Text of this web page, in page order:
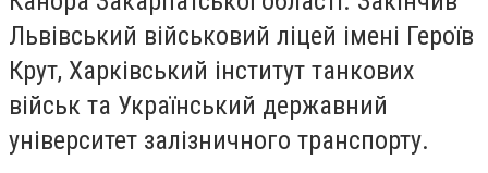
Львівський військовий ліцей імені Героїв
Крут, Харківський інститут танкових
військ та Український державний
університет залізничного транспорту.